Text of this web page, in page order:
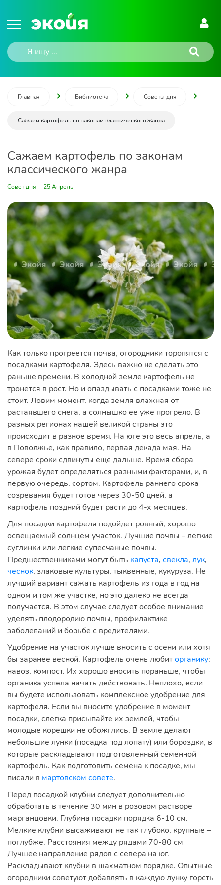
Главная Библиотека Советы дня
Сажаем картофель по законам классического жанра
Сажаем картофель по законам
классического жанра
Совет дня 25 Апрель
Как только прогреется почва, огородники торопятся с
посадками картофеля. Здесь важно не сделать это
раньше времени. В холодной земле картофель не
тронется в рост. Но и опаздывать с посадками тоже не
стоит. Ловим момент, когда земля влажная от
растаявшего снега, а солнышко ее уже прогрело. В
разных регионах нашей великой страны это
происходит в разное время. На юге это весь апрель, а
в Поволжье, как правило, первая декада мая. На
севере сроки сдвинуты еще дальше. Время сбора
урожая будет определяться разными факторами, и, в
первую очередь, сортом. Картофель раннего срока
созревания будет готов через 30-50 дней, а
картофель поздний будет расти до 4-х месяцев.
Для посадки картофеля подойдет ровный, хорошо
освещаемый солнцем участок. Лучшие почвы – легкие
суглинки или легкие супесчаные почвы.
Предшественниками могут быть капуста, свекла, лук,
чеснок, злаковые культуры, тыквенные, кукуруза. Не
лучший вариант сажать картофель из года в год на
одном и том же участке, но это далеко не всегда
получается. В этом случае следует особое внимание
уделять плодородию почвы, профилактике
заболеваний и борьбе с вредителями.
Удобрение на участок лучше вносить с осени или хотя
бы заранее весной. Картофель очень любиторганику:
навоз, компост. Их хорошо вносить пораньше, чтобы
органика успела начать действовать. Неплохо, если
вы будете использовать комплексное удобрение для
картофеля. Если вы вносите удобрение в момент
посадки, слегка присыпайте их землей, чтобы
молодые корешки не обожглись. В земле делают
небольшие лунки (посадка под лопату) или бороздки, в
которые раскладывают подготовленный семенной
картофель. Как подготовить семена к посадке, мы
писали в мартовском совете.
Перед посадкой клубни следует дополнительно
обработать в течение 30 мин в розовом растворе
марганцовки. Глубина посадки порядка 6-10 см.
Мелкие клубни высаживают не так глубоко, крупные –
поглубже. Расстояния между рядами 70-80 см.
Лучшее направление рядов с севера на юг.
Раскладывают клубни в шахматном порядке. Опытные
огородники советуют добавлять в каждую лунку горсть